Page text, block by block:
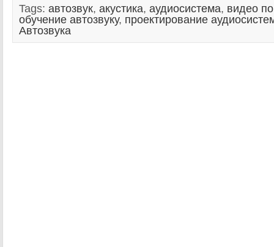
Tags: автозвук, акустика, аудиосистема, видео по
обучение автозвуку, проектирование
Автозвука